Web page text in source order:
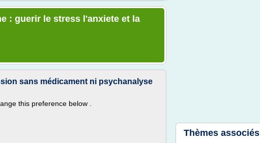
: guerir le stress l'anxiete et la
sans médicament ni psychanalyse
this preference below .
Thèmes associés